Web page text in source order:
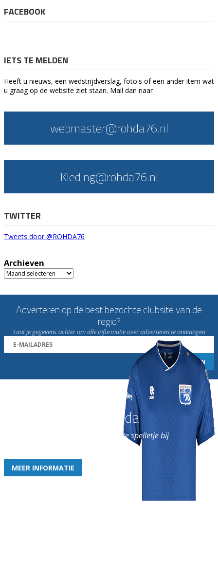
FACEBOOK
IETS TE MELDEN
Heeft u nieuws, een wedstrijdverslag, foto's of een ander item wat
u graag op de website ziet staan. Mail dan naar
webmaster@rohda76.nl
Kleding@rohda76.nl
TWITTER
Tweets door @ROHDA76
Archieven
Archieven
Adverteren op de best bezochte clubsite van de
regio?
Laat je gegevens achter om alle informatie over adverteren te ontvangen
Word nu lid van Rohda
en geniet iedere week van het leukste spelletje bij
MEER INFORMATIE